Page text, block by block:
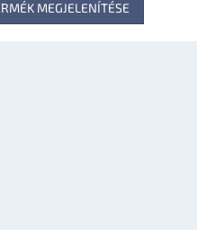
MEGJELENÍTÉSE